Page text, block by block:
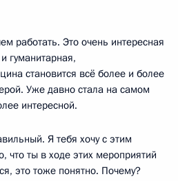
работать. Это очень интересная
гуманитарная,
становится всё более и более
Уже давно стала на самом
интересной.
Я тебя хочу с этим
что ты в ходе этих мероприятий
это тоже понятно. Почему?